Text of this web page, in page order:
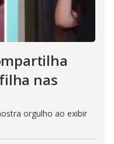
nas
orgulho ao exibir